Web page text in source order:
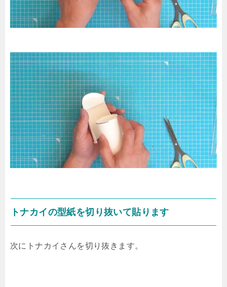
トナカイの型紙を切り抜いて貼ります
次にトナカイさんを切り抜きます。